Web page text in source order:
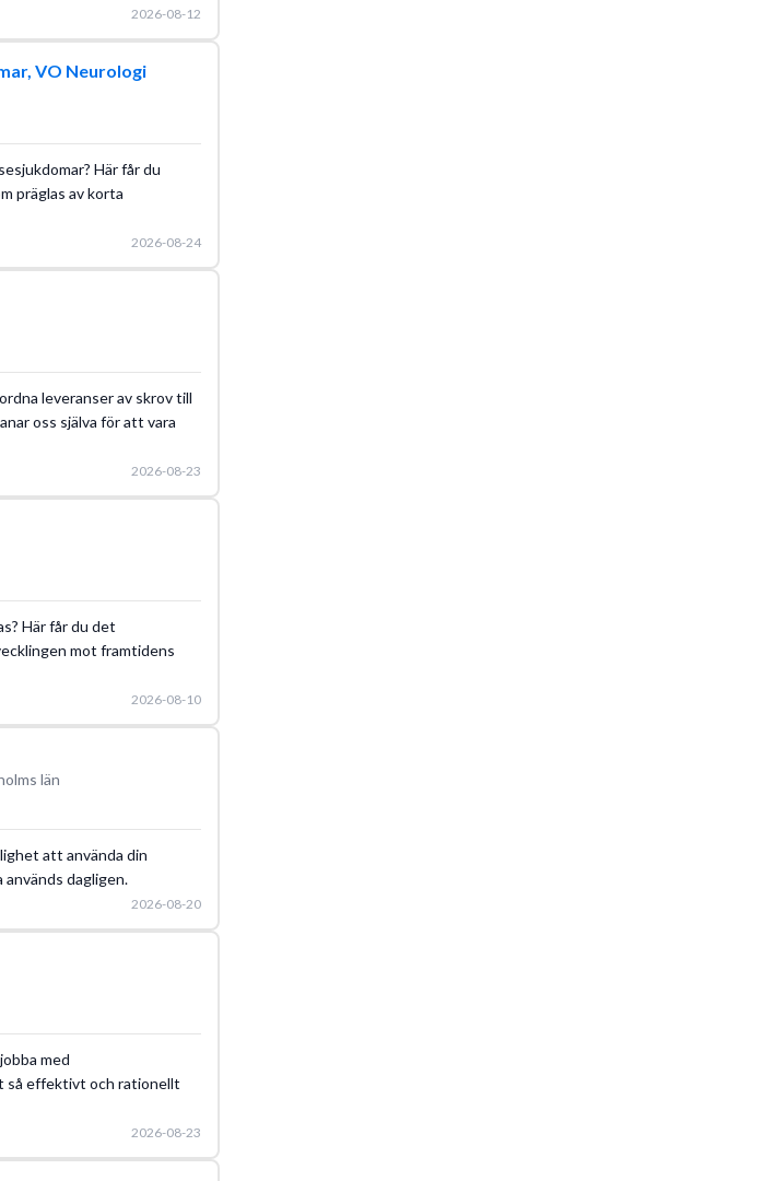
2026-08-12
VO Neurologi
Här får du
präglas av korta
2026-08-24
leveranser av skrov till
oss själva för att vara
2026-08-23
Här får du det
mot framtidens
2026-08-10
län
att använda din
dagligen.
2026-08-20
med
så effektivt och rationellt
2026-08-23